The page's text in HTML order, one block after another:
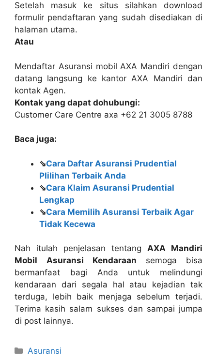
Setelah masuk ke situs silahkan download
formulir pendaftaran yang sudah disediakan di
halaman utama.
Atau
Mendaftar Asuransi mobil AXA Mandiri dengan
datang langsung ke kantor AXA Mandiri dan
kontak Agen.
Kontak yang dapat dohubungi:
Customer Care Centre axa +62 21 3005 8788
Baca juga:
⇘Cara Daftar Asuransi Prudential
Plilihan Terbaik Anda
⇘Cara Klaim Asuransi Prudential
Lengkap
⇘Cara Memilih Asuransi Terbaik Agar
Tidak Kecewa
Nah itulah penjelasan tentang AXA Mandiri
Mobil Asuransi Kendaraan semoga bisa
bermanfaat bagi Anda untuk melindungi
kendaraan dari segala hal atau kejadian tak
terduga, lebih baik menjaga sebelum terjadi.
Terima kasih salam sukses dan sampai jumpa
di post lainnya.
Categories
Asuransi